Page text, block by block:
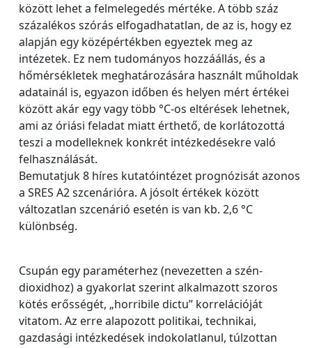
között lehet a felmelegedés mértéke. A több száz
százalékos szórás elfogadhatatlan, de az is, hogy ez
alapján egy középértékben egyeztek meg az
intézetek. Ez nem tudományos hozzáállás, és a
hőmérsékletek meghatározására használt műholdak
adatainál is, egyazon időben és helyen mért értékei
között akár egy vagy több °C-os eltérések lehetnek,
ami az óriási feladat miatt érthető, de korlátozottá
teszi a modelleknek konkrét intézkedésekre való
felhasználását.
Bemutatjuk 8 híres kutatóintézet prognózisát azonos
a SRES A2 szcenárióra. A jósolt értékek között
változatlan szcenárió esetén is van kb. 2,6 °C
különbség.
Csupán egy paraméterhez (nevezetten a szén-
dioxidhoz) a gyakorlat szerint alkalmazott szoros
kötés erősségét, „horribile dictu” korrelációját
vitatom. Az erre alapozott politikai, technikai,
gazdasági intézkedések indokolatlanul, túlzottan